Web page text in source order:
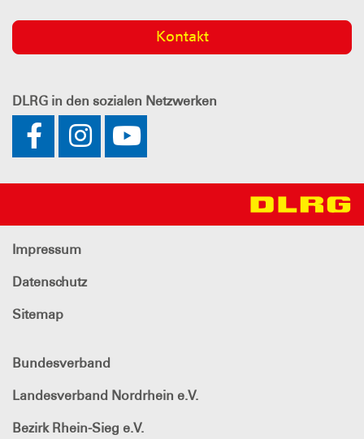
Kontakt
DLRG in den sozialen Netzwerken
Impressum
Datenschutz
Sitemap
Bundesverband
Landesverband Nordrhein e.V.
Bezirk Rhein-Sieg e.V.